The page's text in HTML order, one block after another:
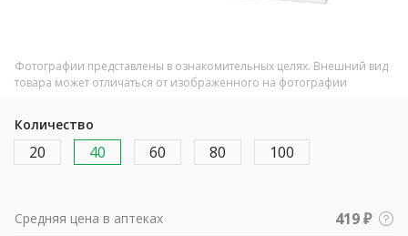
Фотографии представлены в ознакомительных целях. Внешний вид
товара может отличаться от изображенного на фотографии
Количество
20 40 60 80 100
Средняя цена в аптеках 419 ₽